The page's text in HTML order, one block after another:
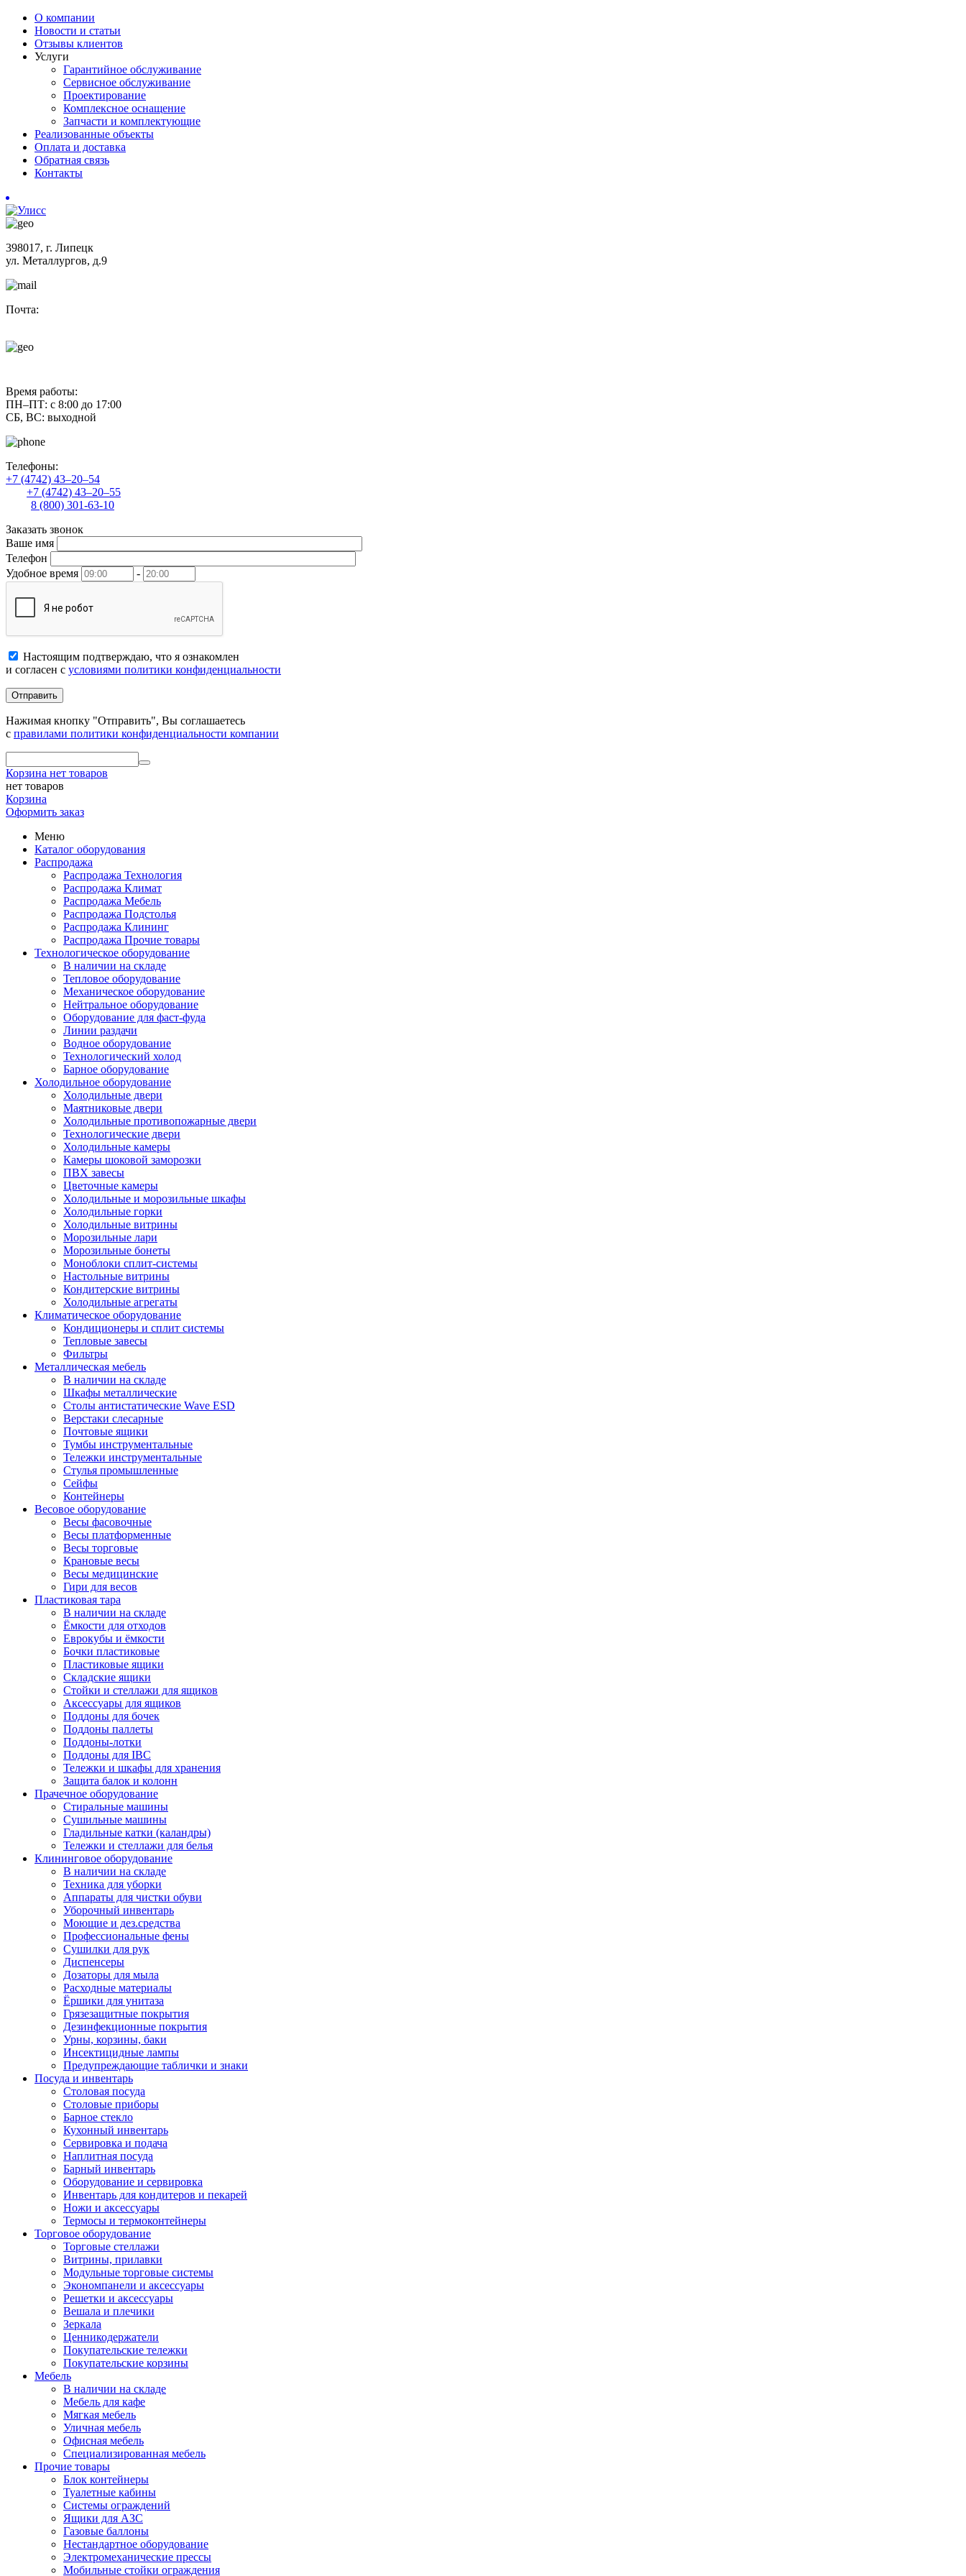
О компании
Новости и статьи
Отзывы клиентов
Услуги
Гарантийное обслуживание
Сервисное обслуживание
Проектирование
Комплексное оснащение
Запчасти и комплектующие
Реализованные объекты
Оплата и доставка
Обратная связь
Контакты
398017, г. Липецк
ул. Металлургов, д.9
Почта:
Время работы:
ПН–ПТ: с 8:00 до 17:00
СБ, ВС: выходной
Телефоны:
+7 (4742) 43–20–54
+7 (4742) 43–20–55
8 (800) 301-63-10
Заказать звонок
Ваше имя
Телефон
Удобное время
-
Настоящим подтверждаю, что я ознакомлен
и согласен с условиями политики конфиденциальности
Отправить
Нажимая кнопку "Отправить", Вы соглашаетесь
с правилами политики конфиденциальности компании
Корзина нет товаров
нет товаров
Корзина
Оформить заказ
Меню
Каталог оборудования
Распродажа
Распродажа Технология
Распродажа Климат
Распродажа Мебель
Распродажа Подстолья
Распродажа Клининг
Распродажа Прочие товары
Технологическое оборудование
В наличии на складе
Тепловое оборудование
Механическое оборудование
Нейтральное оборудование
Оборудование для фаст-фуда
Линии раздачи
Водное оборудование
Технологический холод
Барное оборудование
Холодильное оборудование
Холодильные двери
Маятниковые двери
Холодильные противопожарные двери
Технологические двери
Холодильные камеры
Камеры шоковой заморозки
ПВХ завесы
Цветочные камеры
Холодильные и морозильные шкафы
Холодильные горки
Холодильные витрины
Морозильные лари
Морозильные бонеты
Моноблоки сплит-системы
Настольные витрины
Кондитерские витрины
Холодильные агрегаты
Климатическое оборудование
Кондиционеры и сплит системы
Тепловые завесы
Фильтры
Металлическая мебель
В наличии на складе
Шкафы металлические
Столы антистатические Wave ESD
Верстаки слесарные
Почтовые ящики
Тумбы инструментальные
Тележки инструментальные
Стулья промышленные
Сейфы
Контейнеры
Весовое оборудование
Весы фасовочные
Весы платформенные
Весы торговые
Крановые весы
Весы медицинские
Гири для весов
Пластиковая тара
В наличии на складе
Ёмкости для отходов
Еврокубы и ёмкости
Бочки пластиковые
Пластиковые ящики
Складские ящики
Стойки и стеллажи для ящиков
Аксессуары для ящиков
Поддоны для бочек
Поддоны паллеты
Поддоны-лотки
Поддоны для IBC
Тележки и шкафы для хранения
Защита балок и колонн
Прачечное оборудование
Стиральные машины
Сушильные машины
Гладильные катки (каландры)
Тележки и стеллажи для белья
Клининговое оборудование
В наличии на складе
Техника для уборки
Аппараты для чистки обуви
Уборочный инвентарь
Моющие и дез.средства
Профессиональные фены
Сушилки для рук
Диспенсеры
Дозаторы для мыла
Расходные материалы
Ёршики для унитаза
Грязезащитные покрытия
Дезинфекционные покрытия
Урны, корзины, баки
Инсектицидные лампы
Предупреждающие таблички и знаки
Посуда и инвентарь
Столовая посуда
Столовые приборы
Барное стекло
Кухонный инвентарь
Сервировка и подача
Наплитная посуда
Барный инвентарь
Оборудование и сервировка
Инвентарь для кондитеров и пекарей
Ножи и аксессуары
Термосы и термоконтейнеры
Торговое оборудование
Торговые стеллажи
Витрины, прилавки
Модульные торговые системы
Экономпанели и аксессуары
Решетки и аксессуары
Вешала и плечики
Зеркала
Ценникодержатели
Покупательские тележки
Покупательские корзины
Мебель
В наличии на складе
Мебель для кафе
Мягкая мебель
Уличная мебель
Офисная мебель
Специализированная мебель
Прочие товары
Блок контейнеры
Туалетные кабины
Системы ограждений
Ящики для АЗС
Газовые баллоны
Нестандартное оборудование
Электромеханические прессы
Мобильные стойки ограждения